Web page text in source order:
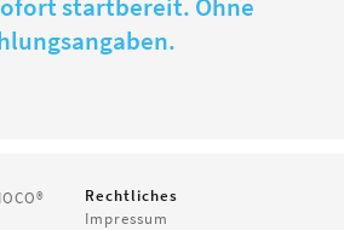
startbereit. Ohne
Rechtliches
Impressum